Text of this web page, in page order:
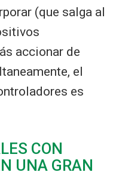
(que salga al
accionar de
el
es
CON
UNA GRAN